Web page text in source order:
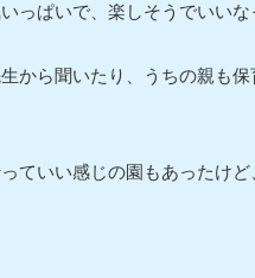
っぱいで、楽しそうでいいな
から聞いたり、うちの親も
ていい感じの園もあったけ